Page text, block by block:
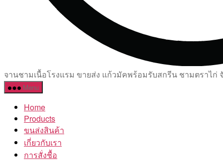
จานชามเนื้อโรงแรม ขายส่ง แก้วมัคพร้อมรับสกรีน ชามตราไก่
Menu
Home
Products
ขนส่งสินค้า
เกี่ยวกับเรา
การสั่งชื้อ